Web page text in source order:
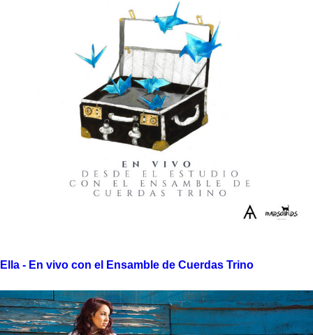
Ella ​-​ En vivo con el Ensamble de Cuerdas Trino